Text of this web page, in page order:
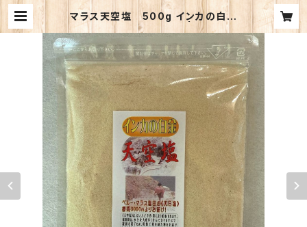
マラス天空塩 500g インカの白金
と呼ばれる旨味の天日塩 | かがみ食